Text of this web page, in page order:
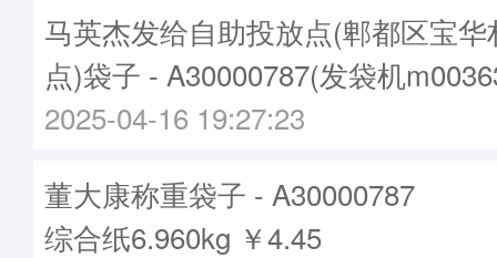
马英杰发给自助投放点(郫都区宝
点)袋子 - A30000787(发袋机
2025-04-16 19:27:23
董大康称重袋子 - A30000787
综合纸6.960kg ￥4.45